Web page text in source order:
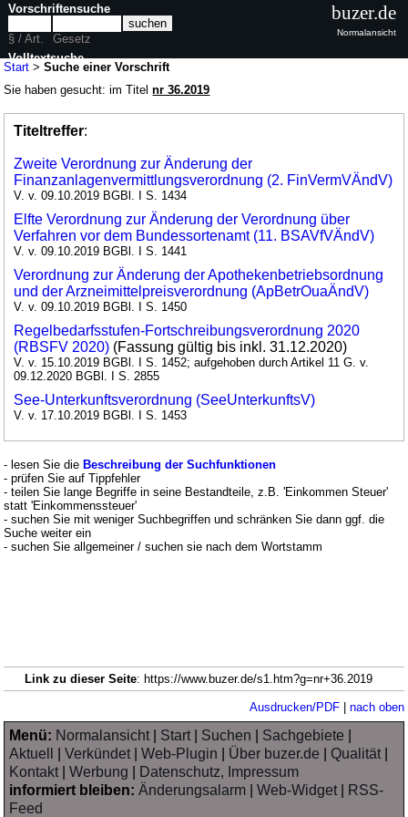
Start >Suche einer Vorschrift
Sie haben gesucht: im Titelnr 36.2019
Titeltreffer:
Zweite Verordnung zur Änderung der
Finanzanlagenvermittlungsverordnung (2. FinVermVÄndV)
V. v. 09.10.2019 BGBl. I S. 1434
Elfte Verordnung zur Änderung der Verordnung über
Verfahren vor dem Bundessortenamt (11. BSAVfVÄndV)
V. v. 09.10.2019 BGBl. I S. 1441
Verordnung zur Änderung der Apothekenbetriebsordnung
und der Arzneimittelpreisverordnung (ApBetrOuaÄndV)
V. v. 09.10.2019 BGBl. I S. 1450
Regelbedarfsstufen-Fortschreibungsverordnung 2020
(RBSFV 2020) (Fassung gültig bis inkl. 31.12.2020)
V. v. 15.10.2019 BGBl. I S. 1452; aufgehoben durch Artikel 11 G. v.
09.12.2020 BGBl. I S. 2855
See-Unterkunftsverordnung (SeeUnterkunftsV)
V. v. 17.10.2019 BGBl. I S. 1453
- lesen Sie dieBeschreibung der Suchfunktionen
- prüfen Sie auf Tippfehler
- teilen Sie lange Begriffe in seine Bestandteile, z.B. 'Einkommen Steuer'
statt 'Einkommenssteuer'
- suchen Sie mit weniger Suchbegriffen und schränken Sie dann ggf. die
Suche weiter ein
- suchen Sie allgemeiner / suchen sie nach dem Wortstamm
Vorschriftensuche
§ / Art.
Gesetz
Volltextsuche
buzer.de
Normalansicht
Link zu dieser Seite: https://www.buzer.de/s1.htm?g=nr+36.2019
Ausdrucken/PDF| nach oben
Menü: Normalansicht| Start| Suchen Sachgebiete
Aktuell
|Verkündet|Web-Plugin Über buzer.de |Qualität|
Kontakt|Werbung
Datenschutz, Impressum
informiert bleiben: Änderungsalarm |Web-Widget|
RSS-
Feed